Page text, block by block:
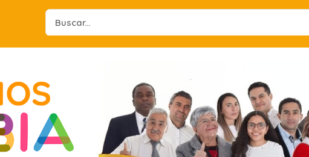
Search
...